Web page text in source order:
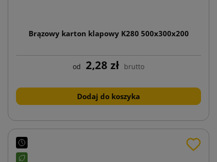
Brązowy karton klapowy K280 500x300x200
od 2,28 zł brutto
Dodaj do koszyka